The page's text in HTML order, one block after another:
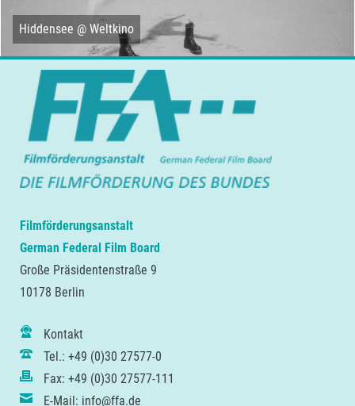
Hiddensee @ Weltkino
Filmförderungsanstalt
German Federal Film Board
Große Präsidentenstraße 9
10178 Berlin
Kontakt
Tel.: +49 (0)30 27577-0
Fax: +49 (0)30 27577-111
E-Mail: info@ffa.de